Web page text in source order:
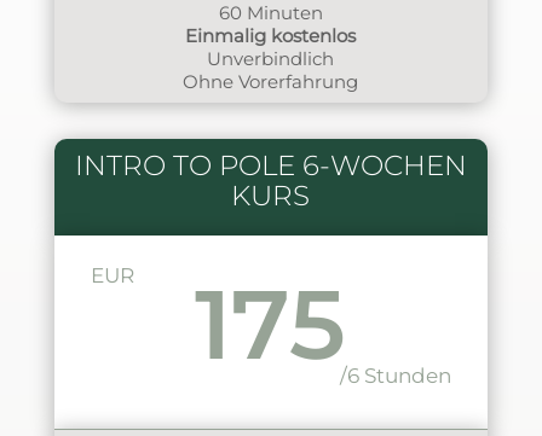
60 Minuten
Einmalig kostenlos
Unverbindlich
Ohne Vorerfahrung
INTRO TO POLE 6-WOCHEN
KURS
EUR 175/6 Stunden